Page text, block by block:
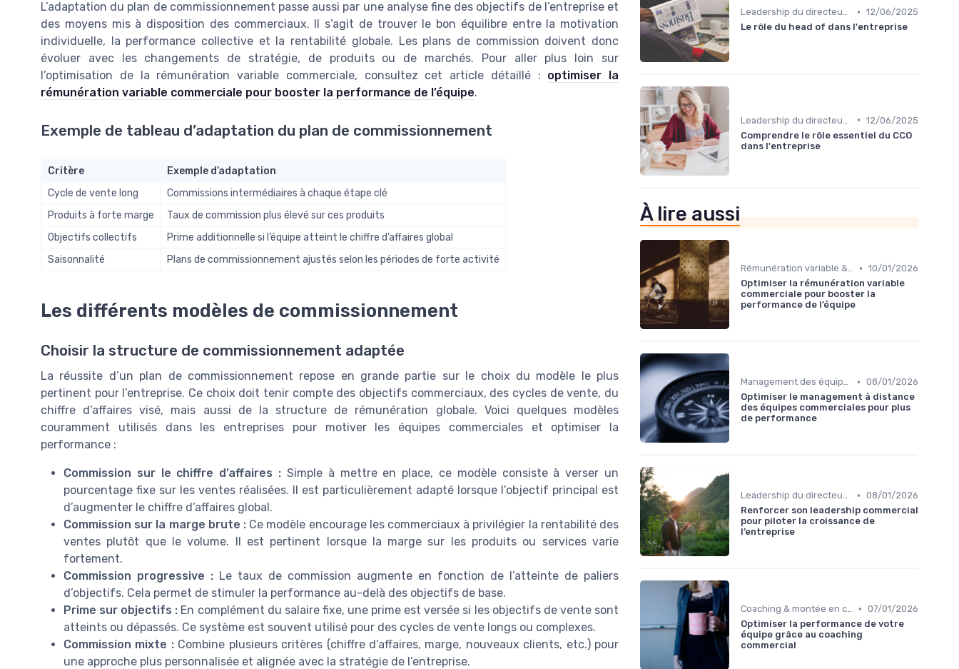
L’adaptation du plan de commissionnement passe aussi par une analyse fine des objectifs de l’entreprise et
des moyens mis à disposition des commerciaux. Il s’agit de trouver le bon équilibre entre la motivation
individuelle, la performance collective et la rentabilité globale. Les plans de commission doivent donc
évoluer avec les changements de stratégie, de produits ou de marchés. Pour aller plus loin sur
l’optimisation de la rémunération variable commerciale, consultez cet article détaillé : optimiser la
rémunération variable commerciale pour booster la performance de l’équipe.
Exemple de tableau d’adaptation du plan de commissionnement
Critère
Exemple d’adaptation
Cycle de vente long
Commissions intermédiaires à chaque étape clé
Produits à forte marge
Taux de commission plus élevé sur ces produits
Objectifs collectifs
Prime additionnelle si l’équipe atteint le chiffre d’affaires global
Saisonnalité
Plans de commissionnement ajustés selon les périodes de forte activité
Les différents modèles de commissionnement
Choisir la structure de commissionnement adaptée
La réussite d’un plan de commissionnement repose en grande partie sur le choix du modèle le plus
pertinent pour l’entreprise. Ce choix doit tenir compte des objectifs commerciaux, des cycles de vente, du
chiffre d’affaires visé, mais aussi de la structure de rémunération globale. Voici quelques modèles
couramment utilisés dans les entreprises pour motiver les équipes commerciales et optimiser la
performance :
Commission sur le chiffre d’affaires : Simple à mettre en place, ce modèle consiste à verser un
pourcentage fixe sur les ventes réalisées. Il est particulièrement adapté lorsque l’objectif principal est
d’augmenter le chiffre d’affaires global.
Commission sur la marge brute : Ce modèle encourage les commerciaux à privilégier la rentabilité des
ventes plutôt que le volume. Il est pertinent lorsque la marge sur les produits ou services varie
fortement.
Commission progressive : Le taux de commission augmente en fonction de l’atteinte de paliers
d’objectifs. Cela permet de stimuler la performance au-delà des objectifs de base.
Prime sur objectifs : En complément du salaire fixe, une prime est versée si les objectifs de vente sont
atteints ou dépassés. Ce système est souvent utilisé pour des cycles de vente longs ou complexes.
Commission mixte :Combine plusieurs critères (chiffre d’affaires, marge, nouveaux clients, etc.) pour
une approche plus personnalisée et alignée avec la stratégie de l’entreprise.
Leadership du directeur commercial • 12/06/2025
Le rôle du head of dans l'entreprise
• 12/06/2025
Comprendre le rôle essentiel du CCO
dans l'entreprise
À lire aussi
Rémunération variable & incentives • 10/01/2026
Optimiser la rémunération variable
commerciale pour booster la
performance de l’équipe
Management des équipes commerciales • 08/01/2026
Optimiser le management à distance
des équipes commerciales pour plus
de performance
Leadership du directeur commercial • 08/01/2026
Renforcer son leadership commercial
pour piloter la croissance de
l’entreprise
Coaching & montée en compétences sales • 07/01/2026
Optimiser la performance de votre
équipe grâce au coaching
commercial